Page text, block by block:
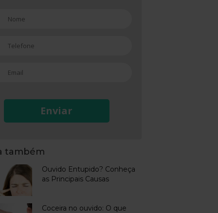
Enviar
também
Ouvido Entupido? Conheça
as Principais Causas
Coceira no ouvido: O que